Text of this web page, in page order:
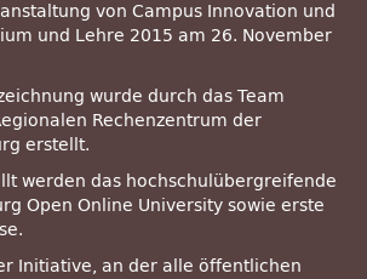
von Campus Innovation und
und Lehre 2015 am 26. November
wurde durch das Team
Rechenzentrum der
erstellt.
werden das hochschulübergreifende
Open Online University sowie erste
Initiative, an der alle öffentlichen